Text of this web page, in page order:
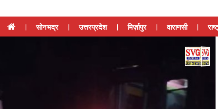
| सोनभद्र | उत्तरप्रदेश | मिर्ज़ापुर | वाराणसी |